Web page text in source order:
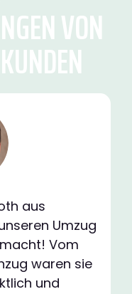
VON
aus
Umzug
Vom
waren sie
und